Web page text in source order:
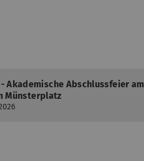
Akademische Abschlussfeier am
Münsterplatz